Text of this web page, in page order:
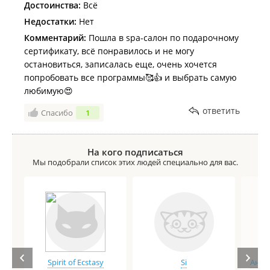
еще более печальный факт, что на сайте нет связи
с отделом контроля качества, быть может его и не
существует. Только непосредственно с
администратором салона, у которого нет ответов на
мои вопросы зачем нужна анкета. Мне лишь
ответили, что если я хочу проработать что-то
отдельно, нужно взять дополнительный массаж и
заплатить.
Достоинства: Всё
Недостатки: Нет
Комментарий: Пошла в spa-салон по подарочному
сертификату, всё понравилось и не могу
остановиться, записалась еще, очень хочется
попробовать все программы🥰👍 и выбрать самую
любимую😍
Спасибо 1 ответить
На кого подписаться
Мы подобрали список этих людей специально для вас.
Spirit of Ecstasy Si